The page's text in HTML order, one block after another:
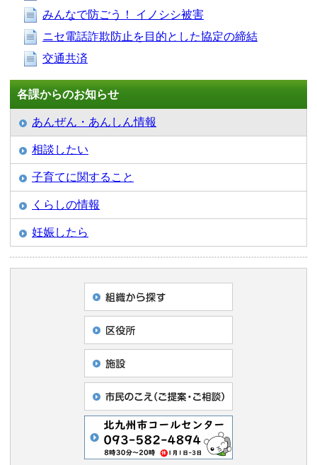
みんなで防ごう！ イノシシ被害
ニセ電話詐欺防止を目的とした協定の締結
交通共済
各課からのお知らせ
あんぜん・あんしん情報
相談したい
子育てに関すること
くらしの情報
妊娠したら